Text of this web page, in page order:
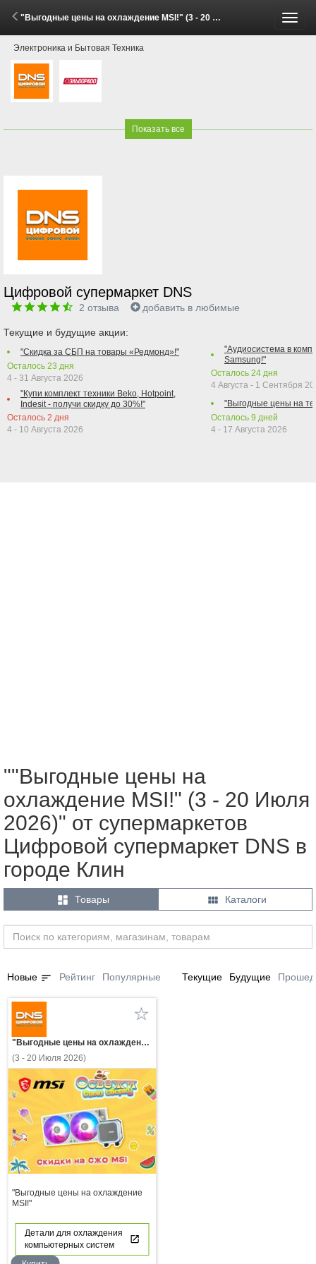
"Выгодные цены на охлаждение MSI!" (3 - 20 Июля 2026)
Электроника и Бытовая Техника
Показать все
Цифровой супермаркет DNS
2 отзыва добавить в любимые
Текущие и будущие акции:
"Скидка за СБП на товары «Редмонд»!"
Осталось 23 дня
4 - 31 Августа 2026
"Купи комплект техники Beko, Hotpoint,
Indesit - получи скидку до 30%!"
Осталось 2 дня
4 - 10 Августа 2026
"Аудиосистема в
Samsung!"
Осталось 24 дня
4 Августа - 1 Сентября
"Выгодные цены на
Осталось 9 дней
4 - 17 Августа 2026
""Выгодные цены на
охлаждение MSI!" (3 - 20 Июля
2026)" от супермаркетов
Цифровой супермаркет DNS в
городе Клин
 Товары  Каталоги
Новые sort Рейтинг Популярные Текущие Будущие
"Выгодные цены на охлаждение MSI!"
(3 - 20 Июля 2026)
"Выгодные цены на охлаждение
MSI!"
Детали для охлаждения
компьютерных систем